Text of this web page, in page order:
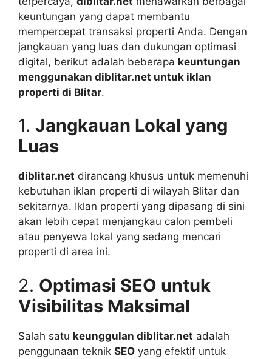
keuntungan yang dapat membantu
mempercepat transaksi properti Anda. Dengan
jangkauan yang luas dan dukungan optimasi
digital, berikut adalah beberapa keuntungan
menggunakan diblitar.net untuk iklan
properti di Blitar.
1. Jangkauan Lokal yang
Luas
diblitar.net dirancang khusus untuk memenuhi
kebutuhan iklan properti di wilayah Blitar dan
sekitarnya. Iklan properti yang dipasang di sini
akan lebih cepat menjangkau calon pembeli
atau penyewa lokal yang sedang mencari
properti di area ini.
2. Optimasi SEO untuk
Visibilitas Maksimal
Salah satu keunggulan diblitar.net adalah
penggunaan teknik SEO yang efektif untuk